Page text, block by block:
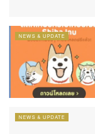
NEWS & UPDATE
NEWS & UPDATE